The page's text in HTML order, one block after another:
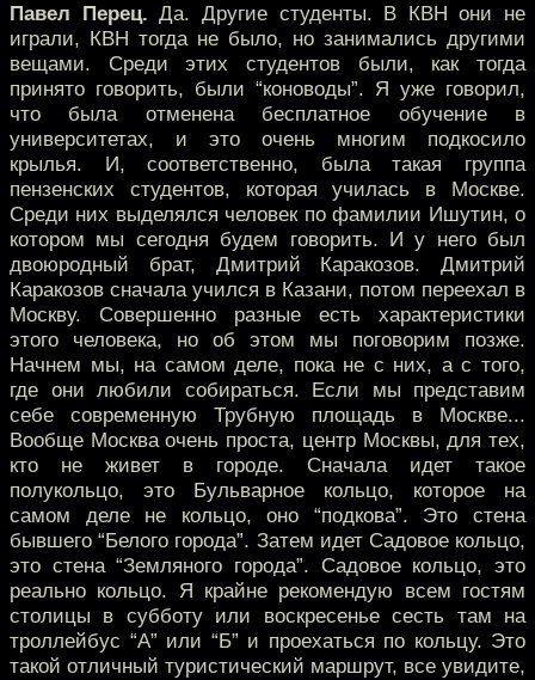
Павел Перец. Да. Другие студенты. В КВН они не
играли, КВН тогда не было, но занимались другими
вещами. Среди этих студентов были, как тогда
принято говорить, были “коноводы”. Я уже говорил,
что была отменена бесплатное обучение в
университетах, и это очень многим подкосило
крылья. И, соответственно, была такая группа
пензенских студентов, которая училась в Москве.
Среди них выделялся человек по фамилии Ишутин, о
котором мы сегодня будем говорить. И у него был
двоюродный брат, Дмитрий Каракозов. Дмитрий
Каракозов сначала учился в Казани, потом переехал в
Москву. Совершенно разные есть характеристики
этого человека, но об этом мы поговорим позже.
Начнем мы, на самом деле, пока не с них, а с того,
где они любили собираться. Если мы представим
себе современную Трубную площадь в Москве...
Вообще Москва очень проста, центр Москвы, для тех,
кто не живет в городе. Сначала идет такое
полукольцо, это Бульварное кольцо, которое на
самом деле не кольцо, оно “подкова”. Это стена
бывшего “Белого города”. Затем идет Садовое кольцо,
это стена “Земляного города”. Садовое кольцо, это
реально кольцо. Я крайне рекомендую всем гостям
столицы в субботу или воскресенье сесть там на
троллейбус “А” или “Б” и проехаться по кольцу. Это
такой отличный туристический маршрут, все увидите,